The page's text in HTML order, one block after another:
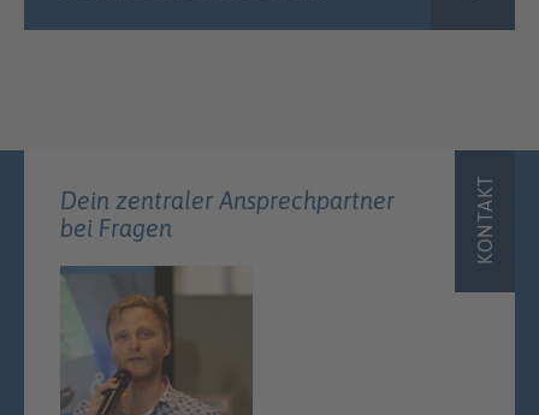
KONTAKT
Dein zentraler Ansprechpartner
bei Fragen